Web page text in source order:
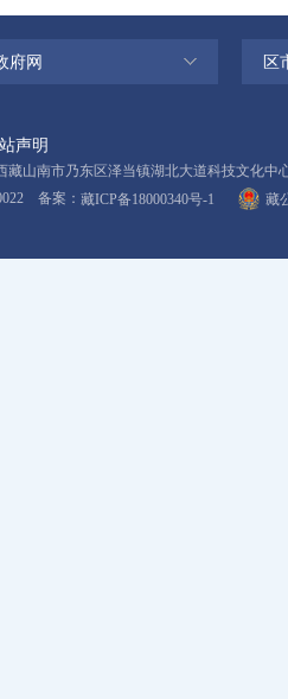
府网 区
声明
山南市乃东区泽当镇湖北大道科技文化中
备案： 藏ICP备18000340号-1 藏